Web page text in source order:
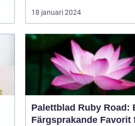
18 januari 2024
Palettblad Ruby Road:
Färgsprakande Favorit